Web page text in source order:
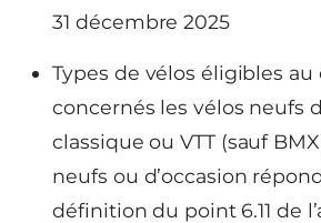
31 décembre 2025
Types de vélos éligibles
concernés les vélos neufs
classique ou VTT (sauf
neufs ou d’occasion
définition du point 6.11 de